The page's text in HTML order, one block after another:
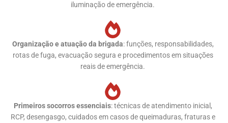
iluminação de emergência.
Organização e atuação da brigada: funções, responsabilidades,
rotas de fuga, evacuação segura e procedimentos em situações
reais de emergência.
Primeiros socorros essenciais: técnicas de atendimento inicial,
RCP, desengasgo, cuidados em casos de queimaduras, fraturas e